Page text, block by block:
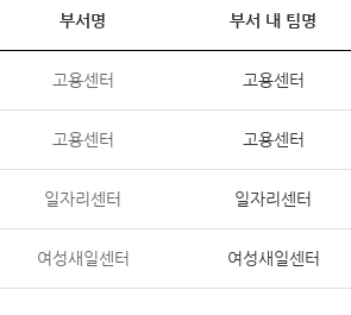
부서명 부서 내 팀명
고용센터 고용센터
고용센터 고용센터
일자리센터 일자리센터
여성새일센터 여성새일센터